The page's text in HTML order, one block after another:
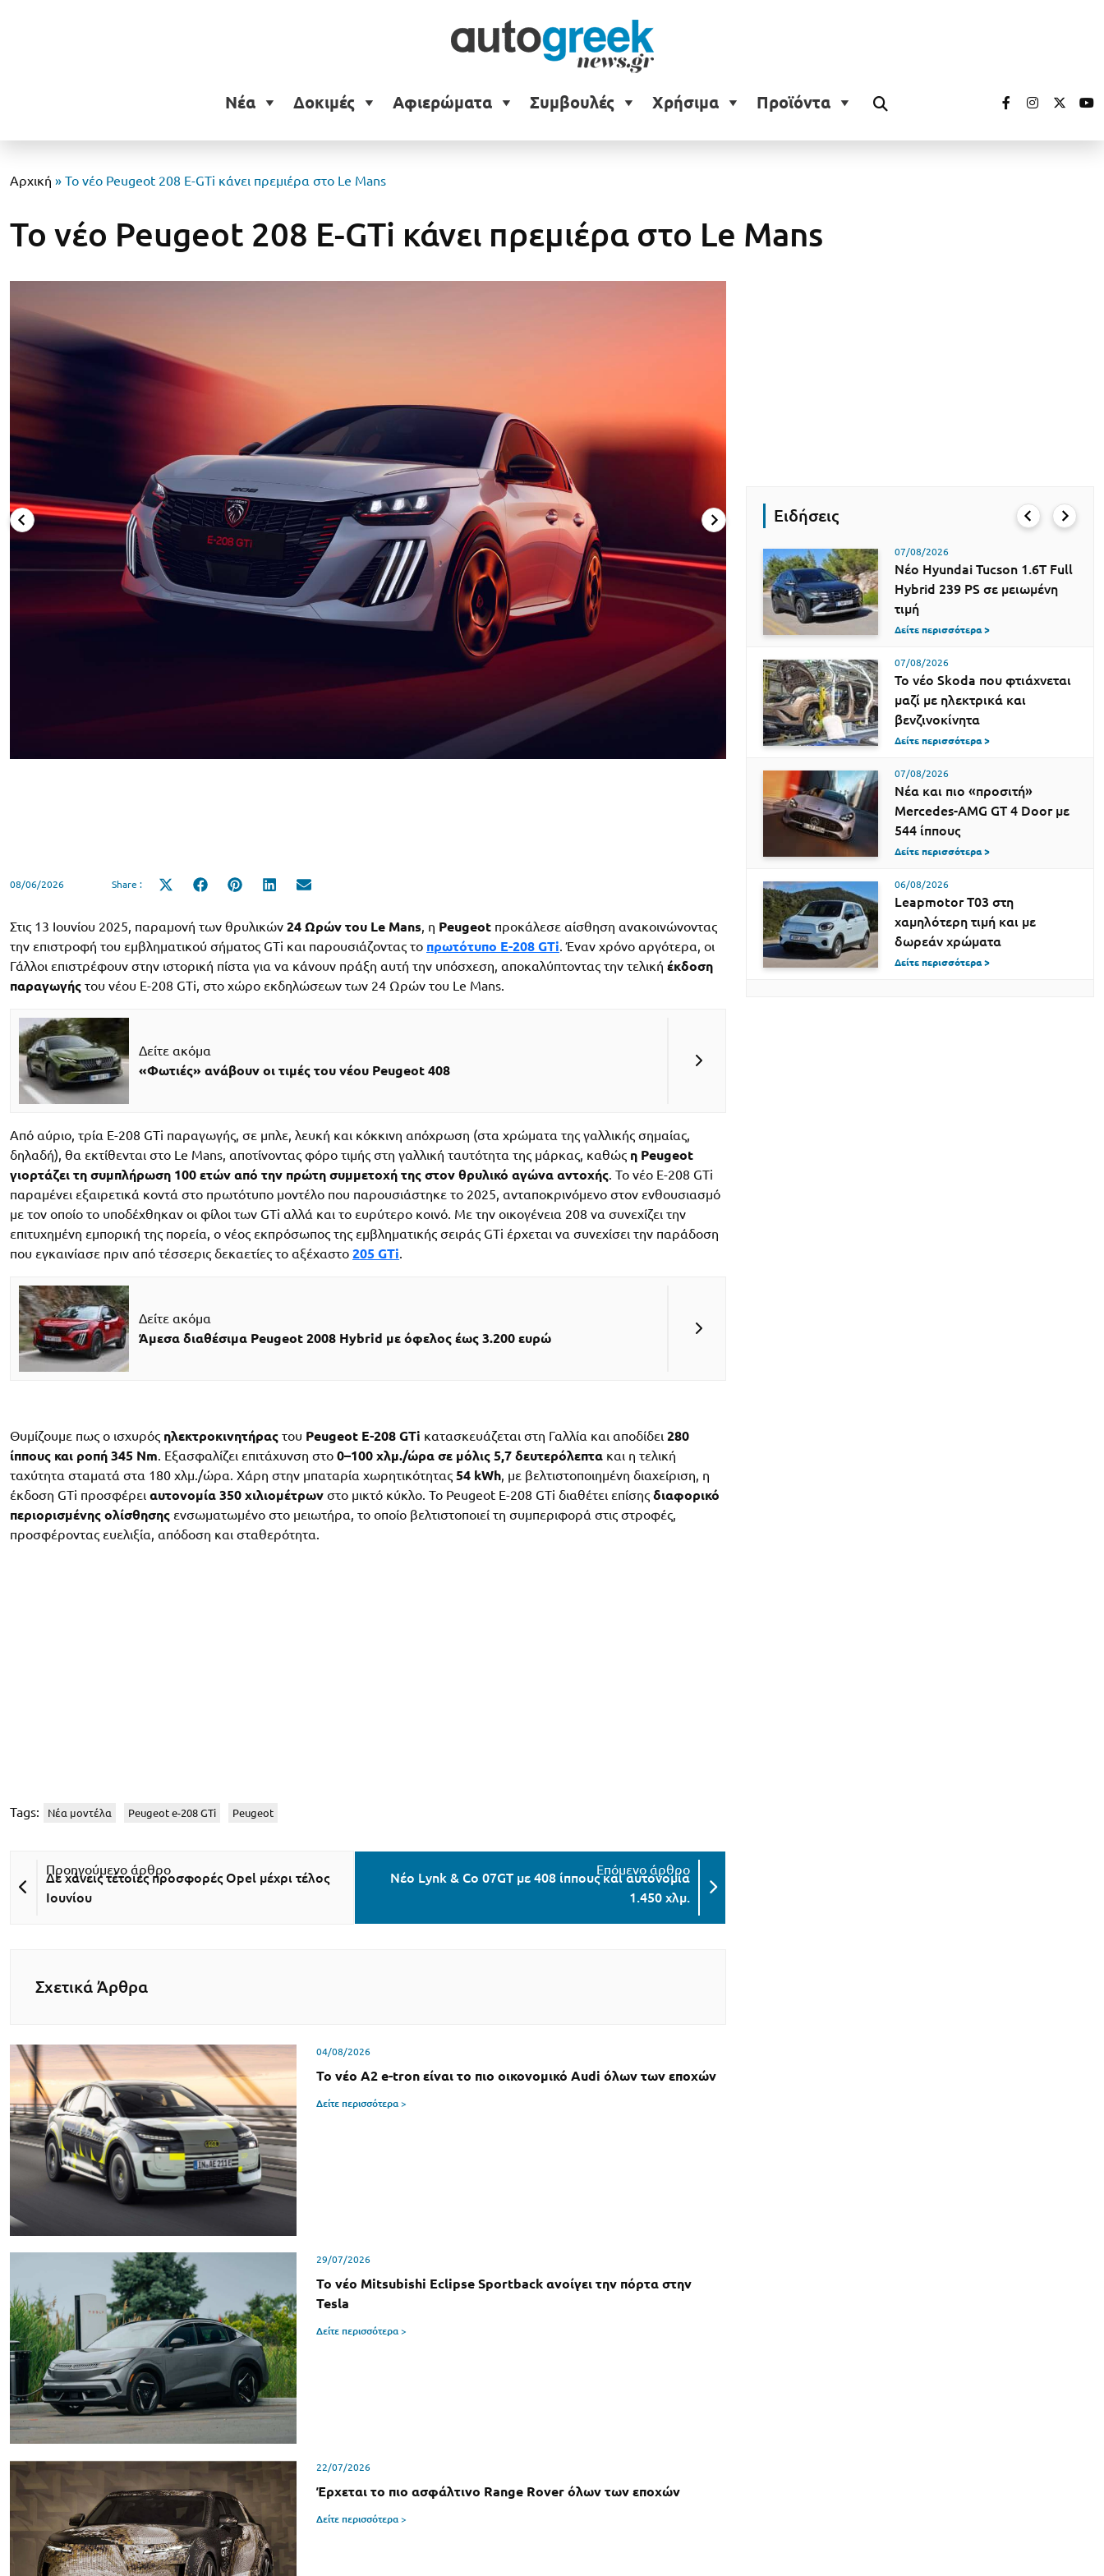
Νέα Δοκιμές Αφιερώματα Συμβουλές Χρήσιμα Προϊόντα
Αρχική » Το νέο Peugeot 208 E-GTi κάνει πρεμιέρα στο Le Mans
Το νέο Peugeot 208 E-GTi κάνει πρεμιέρα στο Le Mans
08/06/2026 Share :
Share
Share
Share
Share
Στις 13 Ιουνίου 2025, παραμονή των θρυλικών 24 Ωρών του Le Mans, η Peugeot προκάλεσε αίσθηση ανακοινώνοντας
την επιστροφή του εμβληματικού σήματος GTi και παρουσιάζοντας το πρωτότυπο E-208 GTi. Έναν χρόνο αργότερα, οι
Γάλλοι επιστρέφουν στην ιστορική πίστα για να κάνουν πράξη αυτή την υπόσχεση, αποκαλύπτοντας την τελική έκδοση
παραγωγής του νέου E-208 GTi, στο χώρο εκδηλώσεων των 24 Ωρών του Le Mans.
Δείτε ακόμα
«Φωτιές» ανάβουν οι τιμές του νέου Peugeot 408
Από αύριο, τρία E-208 GTi παραγωγής, σε μπλε, λευκή και κόκκινη απόχρωση (στα χρώματα της γαλλικής σημαίας,
δηλαδή), θα εκτίθενται στο Le Mans, αποτίνοντας φόρο τιμής στη γαλλική ταυτότητα της μάρκας, καθώς η Peugeot
γιορτάζει τη συμπλήρωση 100 ετών από την πρώτη συμμετοχή της στον θρυλικό αγώνα αντοχής. Το νέο E-208 GTi
παραμένει εξαιρετικά κοντά στο πρωτότυπο μοντέλο που παρουσιάστηκε το 2025, ανταποκρινόμενο στον ενθουσιασμό
με τον οποίο το υποδέχθηκαν οι φίλοι των GTi αλλά και το ευρύτερο κοινό. Με την οικογένεια 208 να συνεχίζει την
επιτυχημένη εμπορική της πορεία, ο νέος εκπρόσωπος της εμβληματικής σειράς GTi έρχεται να συνεχίσει την παράδοση
που εγκαινίασε πριν από τέσσερις δεκαετίες το αξέχαστο 205 GTi.
Δείτε ακόμα
Άμεσα διαθέσιμα Peugeot 2008 Hybrid με όφελος έως 3.200 ευρώ
Θυμίζουμε πως ο ισχυρός ηλεκτροκινητήρας του Peugeot E-208 GTi κατασκευάζεται στη Γαλλία και αποδίδει 280
ίππους και ροπή 345 Nm. Εξασφαλίζει επιτάχυνση στο 0–100 χλμ./ώρα σε μόλις 5,7 δευτερόλεπτα και η τελική
ταχύτητα σταματά στα 180 χλμ./ώρα. Χάρη στην μπαταρία χωρητικότητας 54 kWh, με βελτιστοποιημένη διαχείριση, η
έκδοση GTi προσφέρει αυτονομία 350 χιλιομέτρων στο μικτό κύκλο. Το Peugeot E-208 GTi διαθέτει επίσης διαφορικό
περιορισμένης ολίσθησης ενσωματωμένο στο μειωτήρα, το οποίο βελτιστοποιεί τη συμπεριφορά στις στροφές,
προσφέροντας ευελιξία, απόδοση και σταθερότητα.
Tags: Νέα μοντέλα Peugeot e-208 GTi Peugeot
Δε χάνεις τέτοιες προσφορές Opel μέχρι τέλος
Ιουνίου
Νέο Lynk & Co 07GT με 408 ίππους και αυτονομία
1.450 χλμ.
Σχετικά Άρθρα
04/08/2026
Το νέο A2 e-tron είναι το πιο οικονομικό Audi όλων των εποχών
Δείτε περισσότερα >
29/07/2026
Το νέο Mitsubishi Eclipse Sportback ανοίγει την πόρτα στην
Tesla
Δείτε περισσότερα >
22/07/2026
Έρχεται το πιο ασφάλτινο Range Rover όλων των εποχών
Δείτε περισσότερα >
Ειδήσεις
07/08/2026
Νέο Hyundai Tucson 1.6T Full
Hybrid 239 PS σε μειωμένη
τιμή
Δείτε περισσότερα >
07/08/2026
Το νέο Skoda που φτιάχνεται
μαζί με ηλεκτρικά και
βενζινοκίνητα
Δείτε περισσότερα >
07/08/2026
Νέα και πιο «προσιτή»
Mercedes-AMG GT 4 Door με
544 ίππους
Δείτε περισσότερα >
06/08/2026
Leapmotor T03 στη
χαμηλότερη τιμή και με
δωρεάν χρώματα
Δείτε περισσότερα >